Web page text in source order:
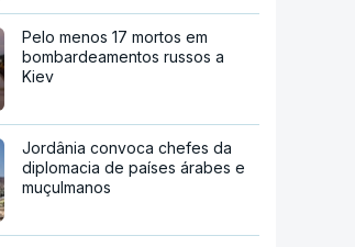
Pelo menos 17 mortos em
bombardeamentos russos a
Kiev
Jordânia convoca chefes da
diplomacia de países árabes e
muçulmanos